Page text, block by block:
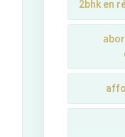
2bhk en